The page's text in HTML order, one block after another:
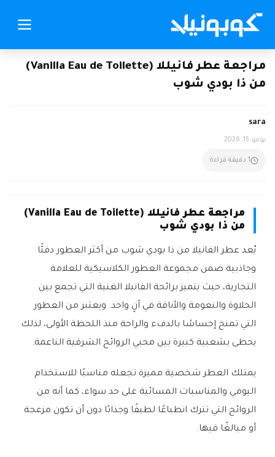
مراجعة عطر فانيللا (Vanilla Eau de Toilette)
من ذا بودي شوب
sara
يونيو 15, 2026
1 دقيقة قراءة
مراجعة عطر فانيللا (Vanilla Eau de Toilette)
من ذا بودي شوب
يُعد عطر الفانيلا من ذا بودي شوب من أكثر العطور دفئًا
وجاذبية ضمن مجموعة العطور الكلاسيكية للعلامة
التجارية، حيث يتميز برائحة الفانيلا الغنية التي تجمع بين
الحلاوة والنعومة والأناقة في آنٍ واحد. ويعتبر من العطور
التي تمنح إحساسًا بالدفء والراحة منذ اللحظة الأولى، لذلك
يحظى بشعبية كبيرة بين محبي الروائح الشرقية الناعمة.
يمتلك العطر شخصية مميزة تجعله مناسبًا للاستخدام
اليومي والمناسبات المسائية على حد سواء، كما أنه من
الروائح التي تترك انطباعًا لطيفًا وجذابًا دون أن تكون مزعجة
أو مبالغًا فيها.